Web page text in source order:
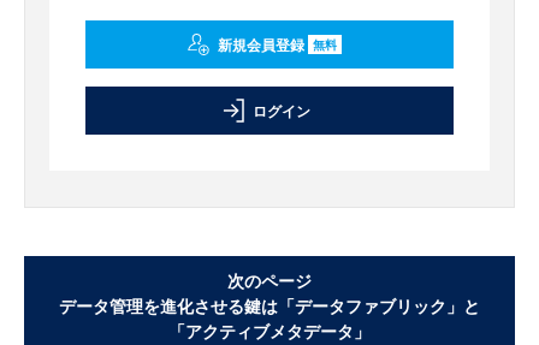
新規会員登録 無料
ログイン
次のページ
データ管理を進化させる鍵は「データファブリック」と
「アクティブメタデータ」